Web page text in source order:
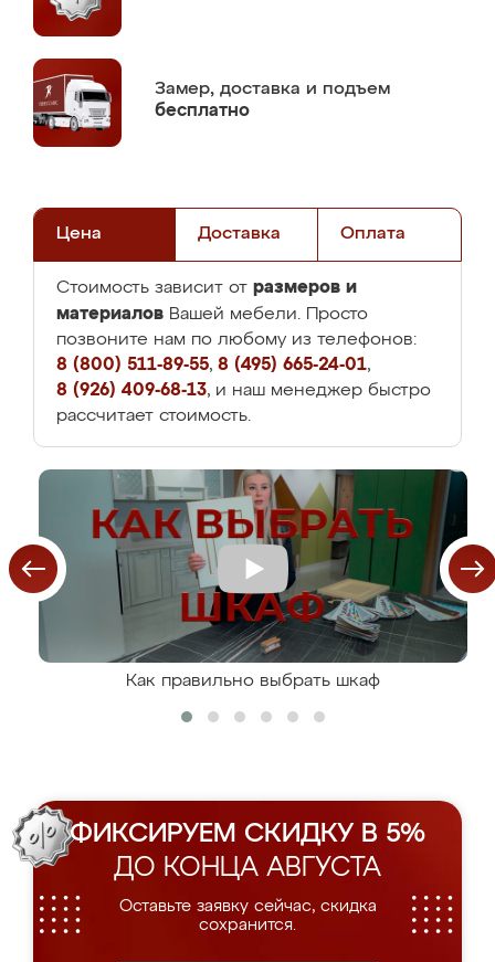
Замер, доставка и подъем
бесплатно
Цена Доставка Оплата
Стоимость зависит от размеров и
материалов Вашей мебели. Просто
позвоните нам по любому из телефонов:
8 (800) 511-89-55, 8 (495) 665-24-01,
8 (926) 409-68-13, и наш менеджер быстро
рассчитает стоимость.
Как правильно выбрать шкаф
ФИКСИРУЕМ СКИДКУ В 5%
ДО КОНЦА АВГУСТА
Оставьте заявку сейчас, скидка
сохранится.